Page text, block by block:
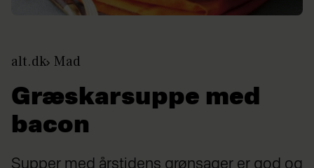
alt.dk Mad
Græskarsuppe med
bacon
Supper med årstidens grønsager er god og